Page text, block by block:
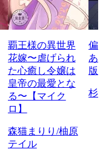
覇王様の異世界
花嫁〜虐げられ
た心癒し令嬢は
皇帝の最愛とな
る〜【マイク
ロ】
森猫まりり/柚原
テイル
偏
あ
版
杉